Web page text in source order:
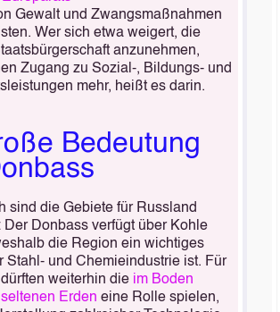
Gewalt und Zwangsmaßnahmen
Wer sich etwa weigert, die
anzunehmen,
Zugang zu Sozial-, Bildungs- und
mehr, heißt es darin.
Bedeutung
sind die Gebiete für Russland
Der Donbass verfügt über Kohle
die Region ein wichtiges
Stahl- und Chemieindustrie ist. Für
weiterhin die im Boden
Erden eine Rolle spielen,